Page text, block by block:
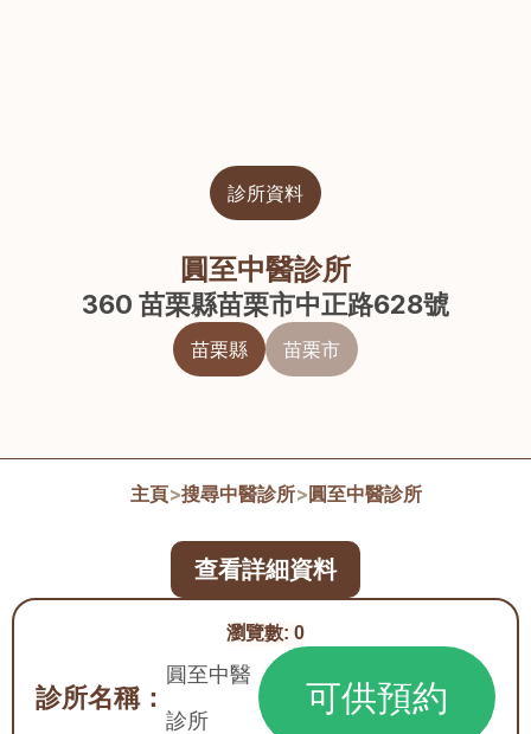
診所資料
圓至中醫診所
360 苗栗縣苗栗市中正路628號
苗栗縣 苗栗市
主頁>搜尋中醫診所> 圓至中醫診所
瀏覽數: 0
診所名稱：
圓至中醫
診所
可供預約
查看詳細資料